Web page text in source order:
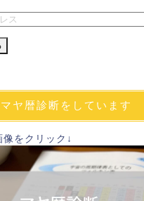
マヤ暦診断をしています
をクリック↓